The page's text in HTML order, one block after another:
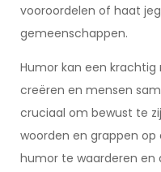
vooroordelen of haat
gemeenschappen.
Humor kan een
creëren en mensen
cruciaal om bewust te
woorden en grappen op
humor te waarderen